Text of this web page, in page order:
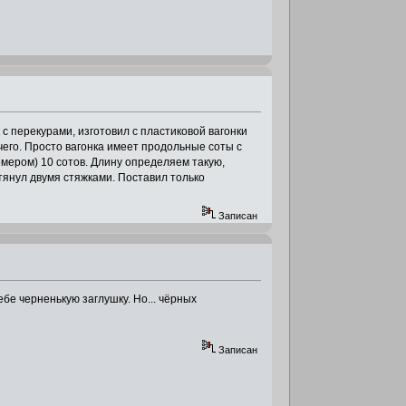
изготовил с пластиковой вагонки
Просто вагонка имеет продольные соты с
10 сотов. Длину определяем такую,
двумя стяжками. Поставил только
Записан
черненькую заглушку. Но... чёрных
Записан